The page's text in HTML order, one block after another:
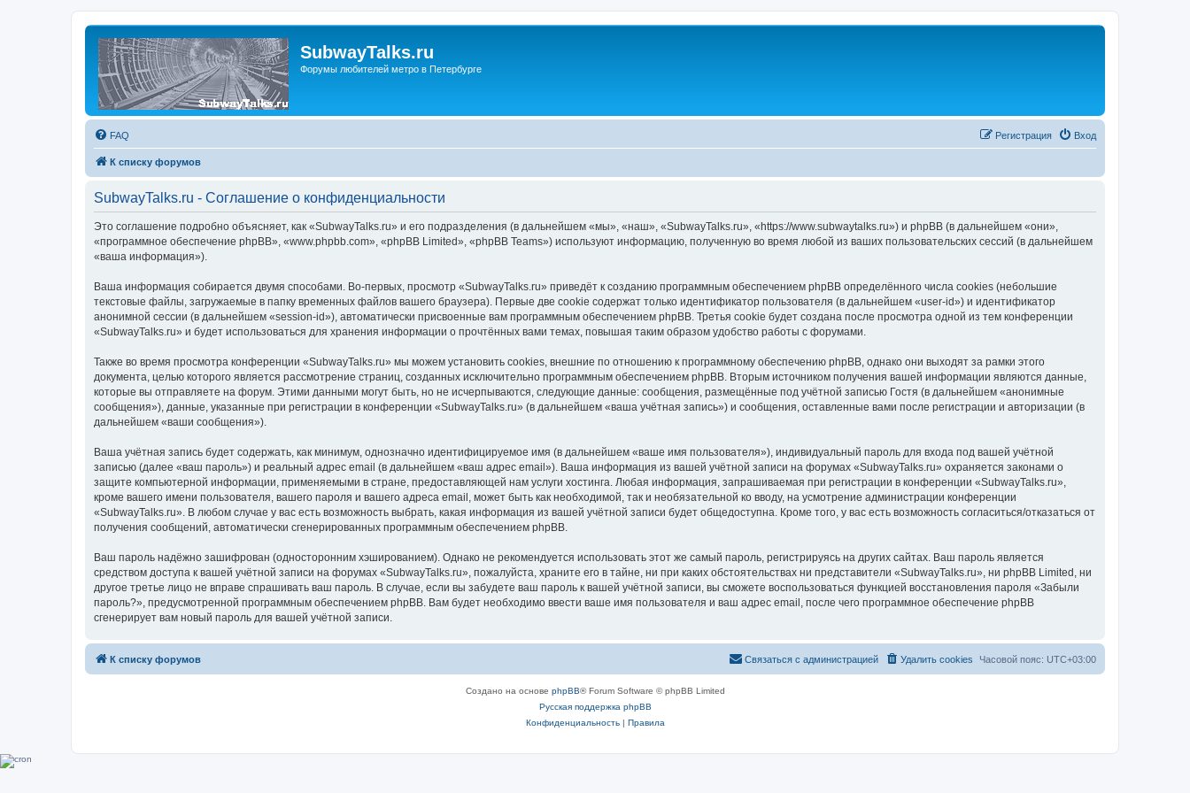
SubwayTalks.ru
Форумы любителей метро в Петербурге
FAQ Вход
Регистрация
К списку форумов
SubwayTalks.ru - Соглашение о конфиденциальности
Это соглашение подробно объясняет, как «SubwayTalks.ru» и его подразделения (в дальнейшем «мы», «наш», «SubwayTalks.ru», «https://www.subwaytalks.ru») и phpBB (в дальнейшем «они»,
«программное обеспечение phpBB», «www.phpbb.com», «phpBB Limited», «phpBB Teams») используют информацию, полученную во время любой из ваших пользовательских сессий (в дальнейшем
«ваша информация»).
Ваша информация собирается двумя способами. Во-первых, просмотр «SubwayTalks.ru» приведёт к созданию программным обеспечением phpBB определённого числа cookies (небольшие
текстовые файлы, загружаемые в папку временных файлов вашего браузера). Первые две cookie содержат только идентификатор пользователя (в дальнейшем «user-id») и идентификатор
анонимной сессии (в дальнейшем «session-id»), автоматически присвоенные вам программным обеспечением phpBB. Третья cookie будет создана после просмотра одной из тем конференции
«SubwayTalks.ru» и будет использоваться для хранения информации о прочтённых вами темах, повышая таким образом удобство работы с форумами.
Также во время просмотра конференции «SubwayTalks.ru» мы можем установить cookies, внешние по отношению к программному обеспечению phpBB, однако они выходят за рамки этого
документа, целью которого является рассмотрение страниц, созданных исключительно программным обеспечением phpBB. Вторым источником получения вашей информации являются данные,
которые вы отправляете на форум. Этими данными могут быть, но не исчерпываются, следующие данные: сообщения, размещённые под учётной записью Гостя (в дальнейшем «анонимные
сообщения»), данные, указанные при регистрации в конференции «SubwayTalks.ru» (в дальнейшем «ваша учётная запись») и сообщения, оставленные вами после регистрации и авторизации (в
дальнейшем «ваши сообщения»).
Ваша учётная запись будет содержать, как минимум, однозначно идентифицируемое имя (в дальнейшем «ваше имя пользователя»), индивидуальный пароль для входа под вашей учётной
записью (далее «ваш пароль») и реальный адрес email (в дальнейшем «ваш адрес email»). Ваша информация из вашей учётной записи на форумах «SubwayTalks.ru» охраняется законами о
защите компьютерной информации, применяемыми в стране, предоставляющей нам услуги хостинга. Любая информация, запрашиваемая при регистрации в конференции «SubwayTalks.ru»,
кроме вашего имени пользователя, вашего пароля и вашего адреса email, может быть как необходимой, так и необязательной ко вводу, на усмотрение администрации конференции
«SubwayTalks.ru». В любом случае у вас есть возможность выбрать, какая информация из вашей учётной записи будет общедоступна. Кроме того, у вас есть возможность согласиться/отказаться от
получения сообщений, автоматически сгенерированных программным обеспечением phpBB.
Ваш пароль надёжно зашифрован (односторонним хэшированием). Однако не рекомендуется использовать этот же самый пароль, регистрируясь на других сайтах. Ваш пароль является
средством доступа к вашей учётной записи на форумах «SubwayTalks.ru», пожалуйста, храните его в тайне, ни при каких обстоятельствах ни представители «SubwayTalks.ru», ни phpBB Limited, ни
другое третье лицо не вправе спрашивать ваш пароль. В случае, если вы забудете ваш пароль к вашей учётной записи, вы сможете воспользоваться функцией восстановления пароля «Забыли
пароль?», предусмотренной программным обеспечением phpBB. Вам будет необходимо ввести ваше имя пользователя и ваш адрес email, после чего программное обеспечение phpBB
сгенерирует вам новый пароль для вашей учётной записи.
К списку форумов Часовой пояс: UTC+03:00
Удалить cookies
Связаться с администрацией
Создано на основе phpBB® Forum Software © phpBB Limited
Русская поддержка phpBB
Конфиденциальность| Правила